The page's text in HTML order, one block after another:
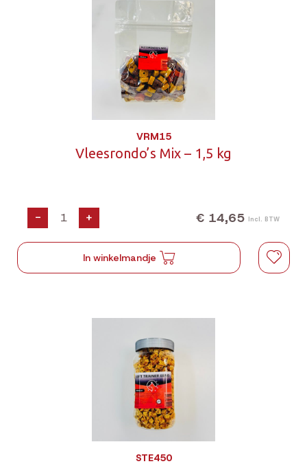
VRM15
Vleesrondo’s Mix – 1,5 kg
- + € 14,65 Incl. BTW
In winkelmandje
STE450